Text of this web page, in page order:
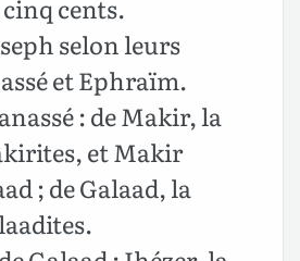
cents.
selon leurs
et Ephraïm.
: de Makir, la
et Makir
; de Galaad, la